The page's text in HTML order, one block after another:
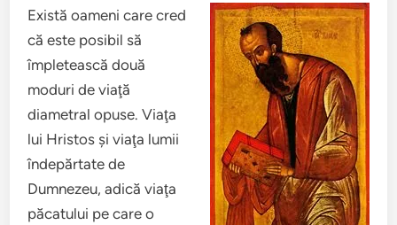
Există oameni care cred
că este posibil să
împletească două
moduri de viaţă
diametral opuse. Viaţa
lui Hristos şi viaţa lumii
îndepărtate de
Dumnezeu, adică viaţa
păcatului pe care o